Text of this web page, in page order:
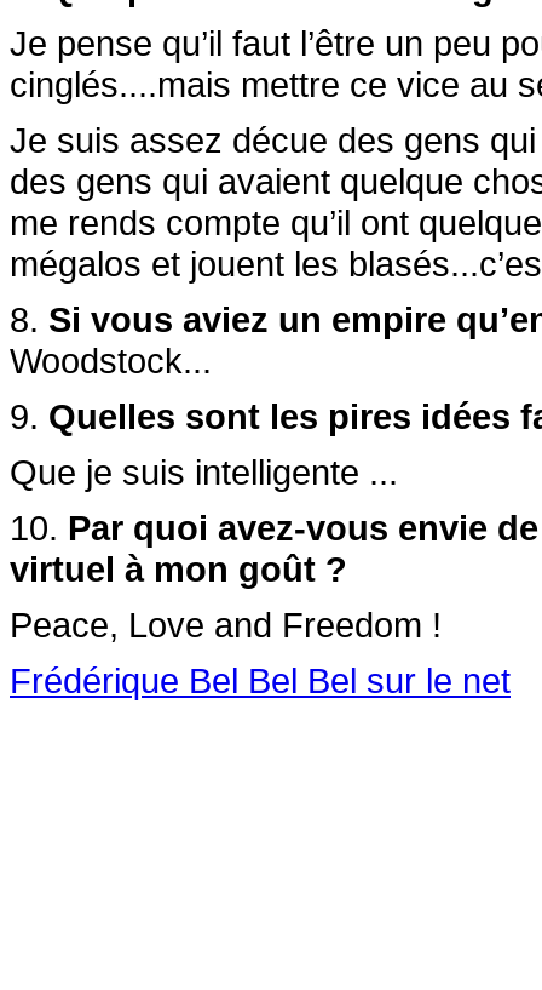
Je pense qu’il faut l’être un peu
cinglés....mais mettre ce vice au
Je suis assez décue des gens
des gens qui avaient quelque
me rends compte qu’il ont
mégalos et jouent les
8. Si vous aviez un empire
Woodstock...
9. Quelles sont les pires idées
Que je suis intelligente ...
10. Par quoi avez-vous envie
virtuel à mon goût ?
Peace, Love and Freedom !
Frédérique Bel Bel Bel sur le net